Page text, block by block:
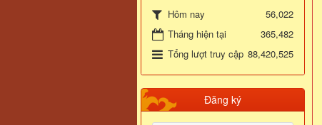
Hôm nay
56,022
Tháng hiện tại
365,482
Tổng lượt truy cập 88,420,525
Đăng ký